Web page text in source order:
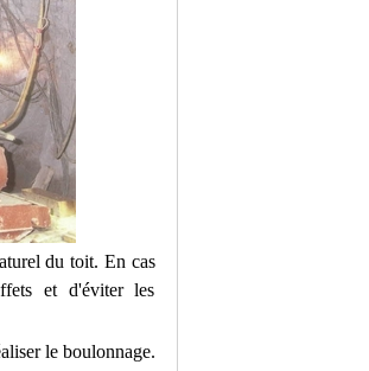
du toit. En cas
et d'éviter les
le boulonnage.